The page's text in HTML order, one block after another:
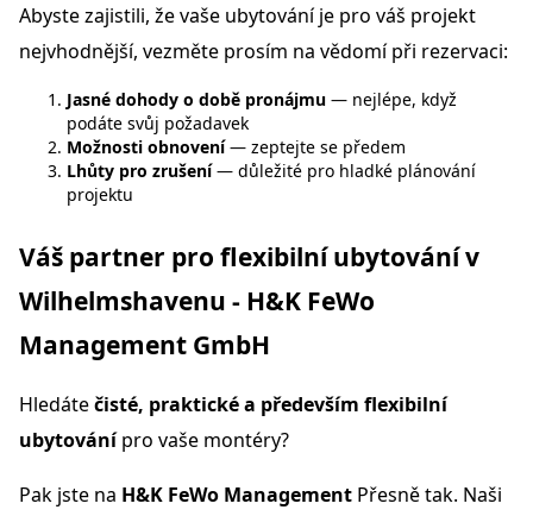
Abyste zajistili, že vaše ubytování je pro váš projekt
nejvhodnější, vezměte prosím na vědomí při rezervaci:
Jasné dohody o době pronájmu — nejlépe, když
podáte svůj požadavek
Možnosti obnovení— zeptejte se předem
Lhůty pro zrušení— důležité pro hladké plánování
projektu
Váš partner pro flexibilní ubytování v
Wilhelmshavenu - H&K FeWo
Management GmbH
Hledátečisté, praktické a především flexibilní
ubytovánípro vaše montéry?
Pak jste na H&K FeWo Management Přesně tak. Naši